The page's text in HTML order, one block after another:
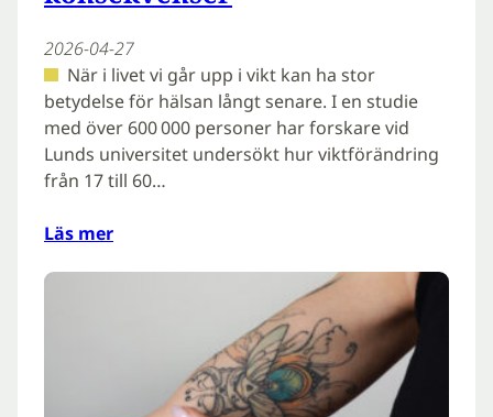
2026-04-27
När i livet vi går upp i vikt kan ha stor
betydelse för hälsan långt senare. I en studie
med över 600 000 personer har forskare vid
Lunds universitet undersökt hur viktförändring
från 17 till 60…
Läs mer